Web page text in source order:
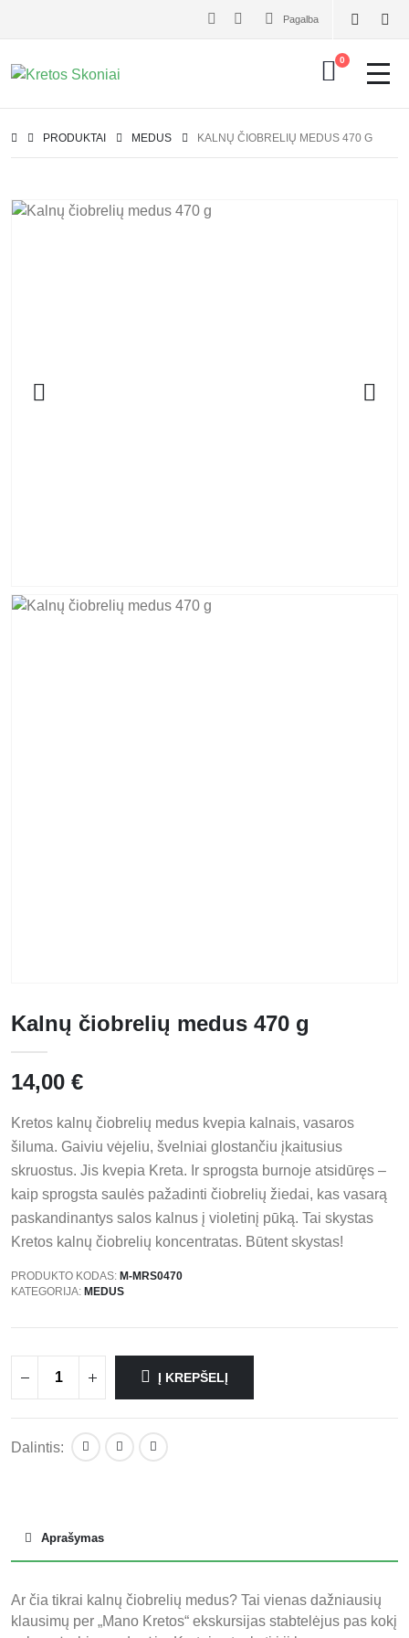
Pagalba
0
PRODUKTAI MEDUS KALNŲ ČIOBRELIŲ MEDUS 470 G
Kalnų čiobrelių medus 470 g
14,00 €
Kretos kalnų čiobrelių medus kvepia kalnais, vasaros
šiluma. Gaiviu vėjeliu, švelniai glostančiu įkaitusius
skruostus. Jis kvepia Kreta. Ir sprogsta burnoje atsidūręs –
kaip sprogsta saulės pažadinti čiobrelių žiedai, kas vasarą
paskandinantys salos kalnus į violetinį pūką. Tai skystas
Kretos kalnų čiobrelių koncentratas. Būtent skystas!
PRODUKTO KODAS: M-MRS0470
KATEGORIJA: MEDUS
Į KREPŠELĮ
Dalintis:
Aprašymas
Ar čia tikrai kalnų čiobrelių medus? Tai vienas dažniausių
klausimų per „Mano Kretos“ ekskursijas stabtelėjus pas kokį